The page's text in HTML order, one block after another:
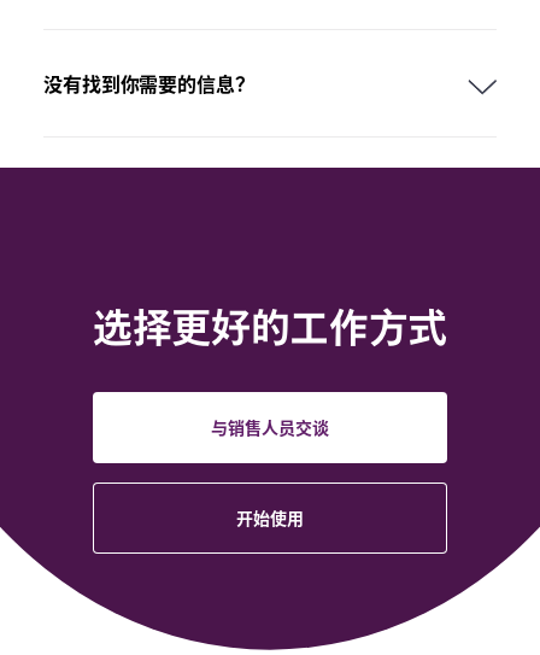
没有找到你需要的信息？
选择更好的工作方式
与销售人员交谈
开始使用